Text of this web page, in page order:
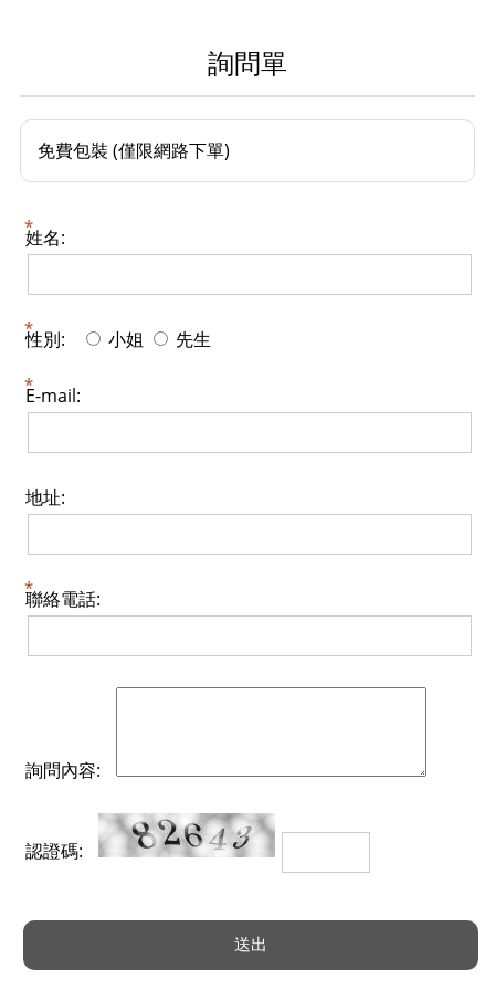
詢問單
免費包裝 (僅限網路下單)
姓名:
性別: 小姐 先生
E-mail:
地址:
聯絡電話:
詢問內容:
認證碼: